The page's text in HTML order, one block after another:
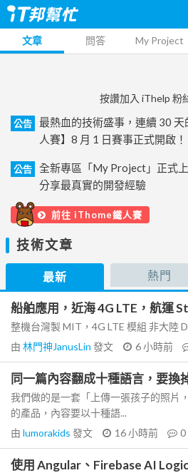
文章 問答 My Project
按讚加入 iThelp 粉
公告
最熱血的技術盛事，連續 30
人賽】8 月 1 日賽事正式開啟！
公告
全新專區「My Project」正式
分享最真實的開發經驗
前往 iThome鐵人賽
技術文章
最新 熱門
船舶應用，近海 4G LTE，航運
整機台灣製 MIT，4G LTE 模組 非大陸
由 林門神JanusLin 發文 6 小時前
同一篇內容翻成十種語言，要換
我們做的是一套「上傳一張孩子的照片
的產品，內容要以十種語...
由 lumorakids 發文 16 小時前 0
使用 Angular、Firebase AI